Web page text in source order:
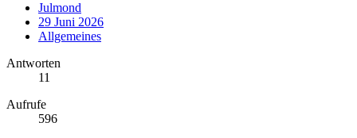
Julmond
29 Juni 2026
Allgemeines
Antworten
11
Aufrufe
596